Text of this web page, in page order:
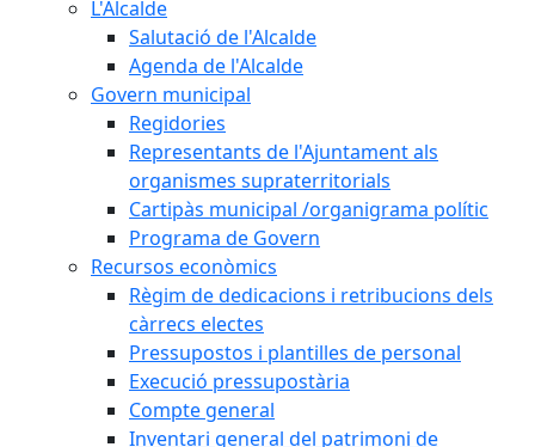
L'Alcalde
Salutació de l'Alcalde
Agenda de l'Alcalde
Govern municipal
Regidories
Representants de l'Ajuntament als
organismes supraterritorials
Cartipàs municipal /organigrama polític
Programa de Govern
Recursos econòmics
Règim de dedicacions i retribucions dels
càrrecs electes
Pressupostos i plantilles de personal
Execució pressupostària
Compte general
Inventari general del patrimoni de